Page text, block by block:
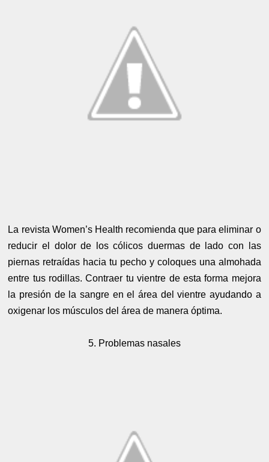
La revista Women’s Health recomienda que para eliminar o
reducir el dolor de los cólicos duermas de lado con las
piernas retraídas hacia tu pecho y coloques una almohada
entre tus rodillas. Contraer tu vientre de esta forma mejora
la presión de la sangre en el área del vientre ayudando a
oxigenar los músculos del área de manera óptima.
5. Problemas nasales